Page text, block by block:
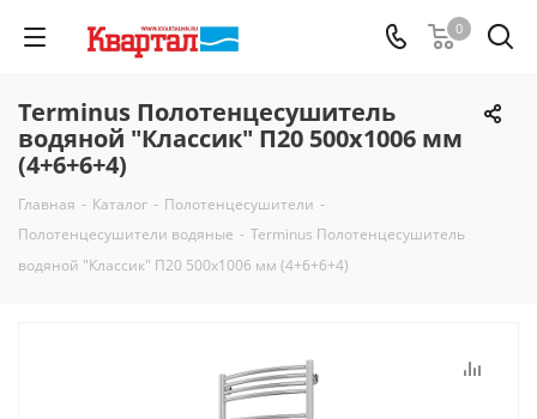
0
Terminus Полотенцесушитель
водяной "Классик" П20 500х1006 мм
(4+6+6+4)
Главная - Каталог - Полотенцесушители -
Полотенцесушители водяные - Terminus Полотенцесушитель
водяной "Классик" П20 500х1006 мм (4+6+6+4)